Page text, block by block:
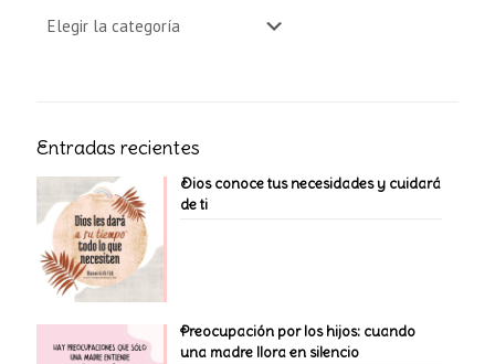
Entradas recientes
Dios conoce tus necesidades y cuidará
de ti
Preocupación por los hijos: cuando
una madre llora en silencio